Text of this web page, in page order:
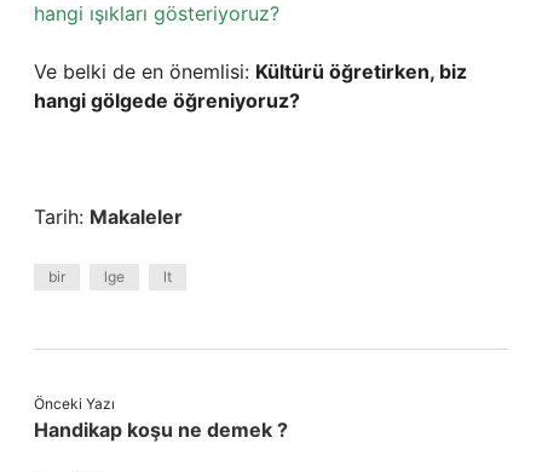
hangi ışıkları gösteriyoruz?
Ve belki de en önemlisi: Kültürü öğretirken, biz
hangi gölgede öğreniyoruz?
Tarih: Makaleler
bir lge lt
Önceki Yazı
Handikap koşu ne demek ?